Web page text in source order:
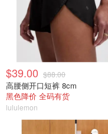
$39.00 $88.00
高腰侧开口短裤 8cm
黑色降价 全码有货
lululemon